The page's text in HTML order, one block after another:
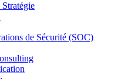
de Sécurité (SOC)